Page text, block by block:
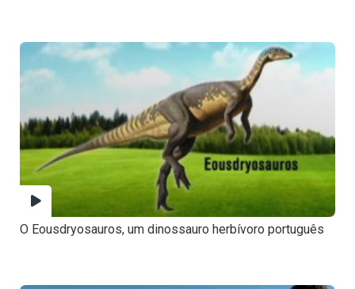
O Eousdryosauros, um dinossauro herbívoro português